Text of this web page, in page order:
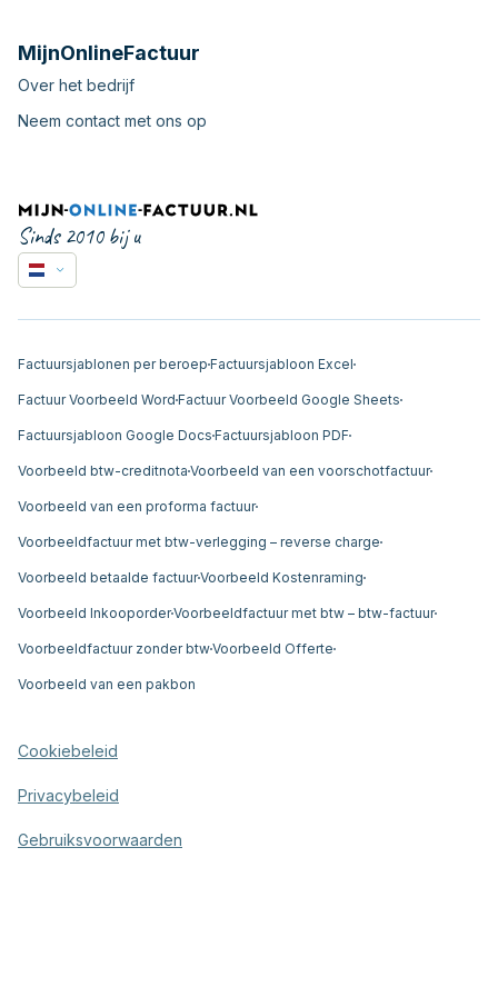
MijnOnlineFactuur
Over het bedrijf
Neem contact met ons op
Sinds 2010 bij u
Factuursjablonen per beroep Factuursjabloon Excel
Factuur Voorbeeld Word Factuur Voorbeeld Google Sheets
Factuursjabloon Google Docs Factuursjabloon PDF
Voorbeeld btw-creditnota Voorbeeld van een voorschotfactuur
Voorbeeld van een proforma factuur
Voorbeeldfactuur met btw-verlegging – reverse charge
Voorbeeld betaalde factuurVoorbeeld Kostenraming
Voorbeeld InkooporderVoorbeeldfactuur met btw – btw-factuur
Voorbeeldfactuur zonder btwVoorbeeld Offerte
Voorbeeld van een pakbon
Cookiebeleid
Privacybeleid
Gebruiksvoorwaarden